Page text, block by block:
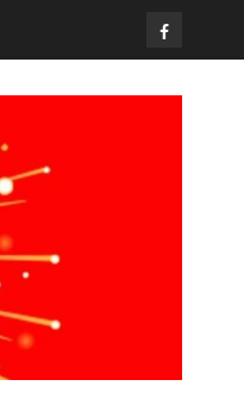
Facebook